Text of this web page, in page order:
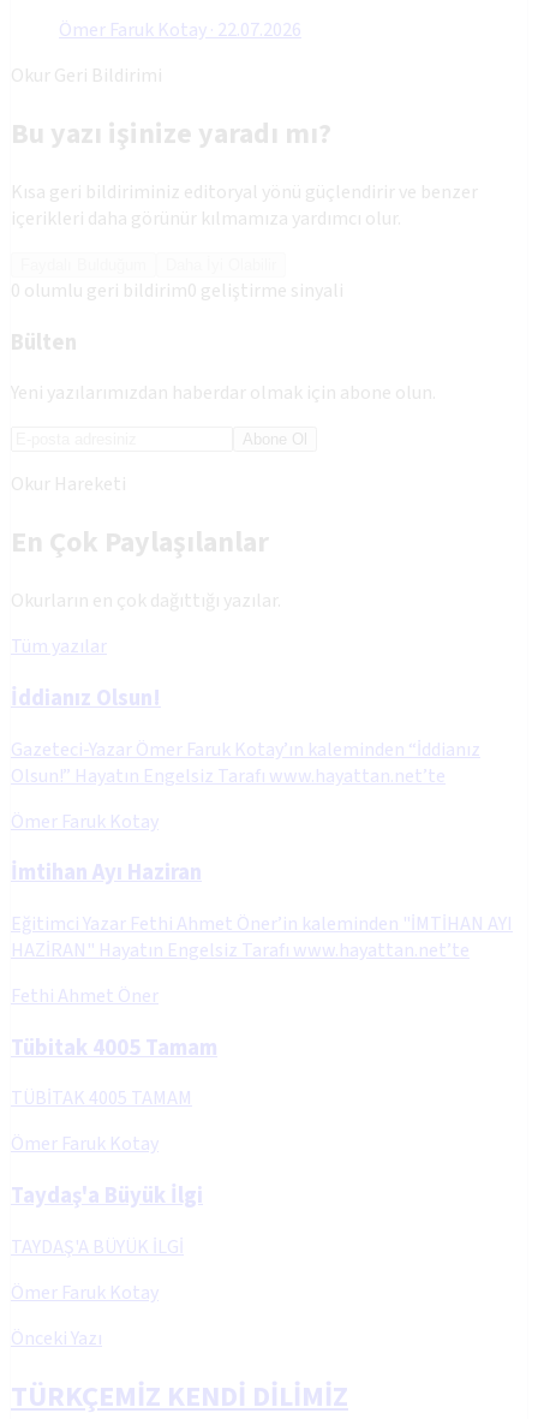
Ömer Faruk Kotay· 22.07.2026
Okur Geri Bildirimi
Bu yazı işinize yaradı mı?
Kısa geri bildiriminiz editoryal yönü güçlendirir ve benzer
içerikleri daha görünür kılmamıza yardımcı olur.
0 olumlu geri bildirim0 geliştirme sinyali
Bülten
Yeni yazılarımızdan haberdar olmak için abone olun.
Abone Ol
Okur Hareketi
En Çok Paylaşılanlar
Okurların en çok dağıttığı yazılar.
Tüm yazılar
İddianız Olsun!
Gazeteci-Yazar Ömer Faruk Kotay’ın kaleminden “İddianız
Olsun!” Hayatın Engelsiz Tarafı www.hayattan.net’te
Ömer Faruk Kotay
İmtihan Ayı Haziran
Eğitimci Yazar Fethi Ahmet Öner’in kaleminden "İMTİHAN AYI
HAZİRAN" Hayatın Engelsiz Tarafı www.hayattan.net’te
Fethi Ahmet Öner
Tübitak 4005 Tamam
TÜBİTAK 4005 TAMAM
Ömer Faruk Kotay
Taydaş'a Büyük İlgi
TAYDAŞ'A BÜYÜK İLGİ
Ömer Faruk Kotay
Önceki Yazı
TÜRKÇEMİZ KENDİ DİLİMİZ